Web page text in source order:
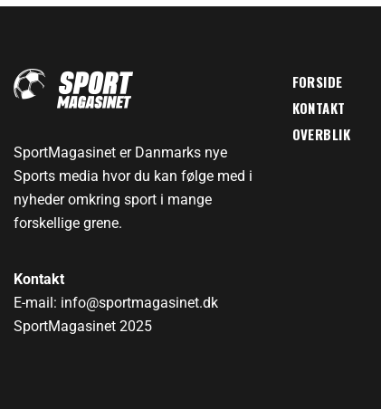
SportMagasinet er Danmarks nye
Sports media hvor du kan følge med i
nyheder omkring sport i mange
forskellige grene.
Kontakt
E-mail: info@sportmagasinet.dk
SportMagasinet 2025
FORSIDE
KONTAKT
OVERBLIK